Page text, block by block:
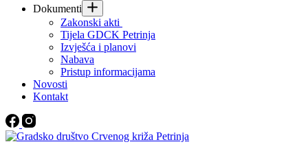
Dokumenti
Zakonski akti
Tijela GDCK Petrinja
Izvješća i planovi
Nabava
Pristup informacijama
Novosti
Kontakt